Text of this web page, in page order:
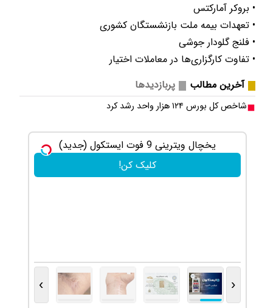
• بروکر آمارکتس
• تعهدات بیمه ملت بازنشستگان کشوری
• فلنج گلودار جوشی
• تفاوت کارگزاری‌ها در معاملات اختیار
آخرین مطالب
پربازدیدها
شاخص کل بورس ۱۲۴ هزار واحد رشد کرد
یخچال ویترینی 9 فوت ایستکول (جدید)
کلیک کن!
‹
›